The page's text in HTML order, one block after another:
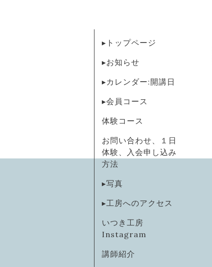
▸トップページ
▸お知らせ
▸カレンダー:開講日
▸会員コース
体験コース
お問い合わせ、１日
体験、入会申し込み
方法
▸写真
▸工房へのアクセス
いつき工房
Instagram
講師紹介